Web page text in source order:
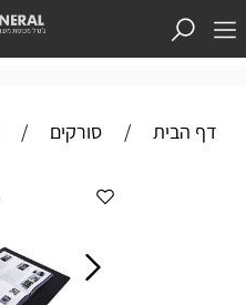
דף הבית / סורקים /